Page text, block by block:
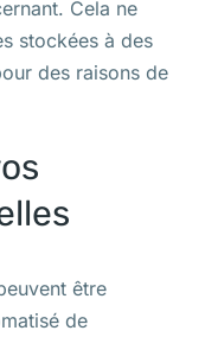
Cela ne
stockées à des
des raisons de
être
de